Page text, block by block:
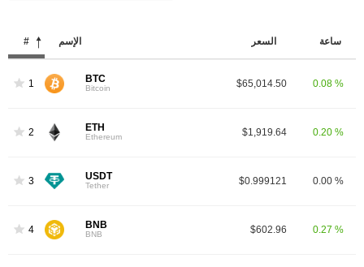
# الإسم السعر ساعة
1 BTC
Bitcoin $65,014.50 0.08 %
2 ETH
Ethereum $1,919.64 0.20 %
3 USDT
Tether $0.999121 0.00 %
4 BNB
BNB $602.96 0.27 %